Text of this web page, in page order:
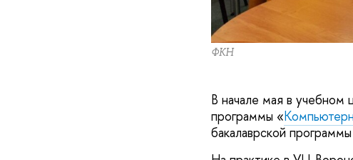
ФКН
В начале мая в учебном
программы «
бакалаврской